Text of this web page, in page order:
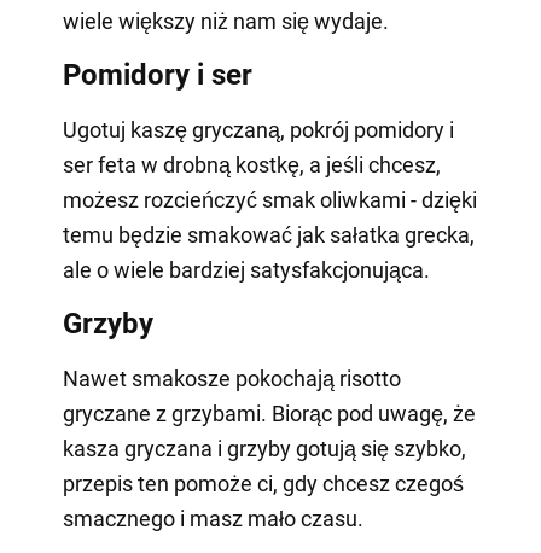
wiele większy niż nam się wydaje.
Pomidory i ser
Ugotuj kaszę gryczaną, pokrój pomidory i
ser feta w drobną kostkę, a jeśli chcesz,
możesz rozcieńczyć smak oliwkami - dzięki
temu będzie smakować jak sałatka grecka,
ale o wiele bardziej satysfakcjonująca.
Grzyby
Nawet smakosze pokochają risotto
gryczane z grzybami. Biorąc pod uwagę, że
kasza gryczana i grzyby gotują się szybko,
przepis ten pomoże ci, gdy chcesz czegoś
smacznego i masz mało czasu.